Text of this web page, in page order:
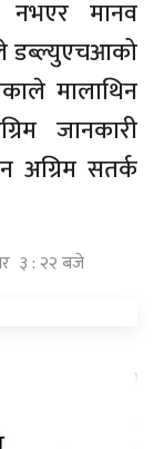
नभएर मानव
डब्ल्युएचआको
मालाथिन
जानकारी
अग्रिम सतर्क
३ : २२ बजे